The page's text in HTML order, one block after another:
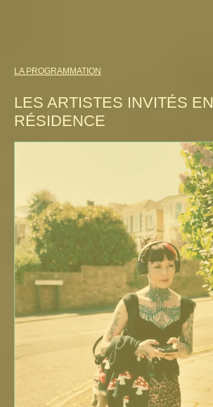
LA PROGRAMMATION
LES ARTISTES INVITÉS EN
RÉSIDENCE